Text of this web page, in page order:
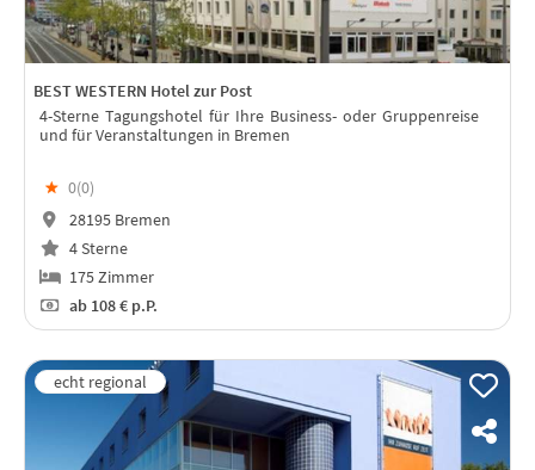
BEST WESTERN Hotel zur Post
4-Sterne Tagungshotel für Ihre Business- oder Gruppenreise
und für Veranstaltungen in Bremen
★ 0(0)
28195 Bremen
4 Sterne
175 Zimmer
ab108 € p.P.